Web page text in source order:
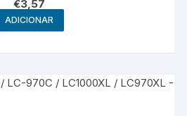
€3,57
ADICIONAR